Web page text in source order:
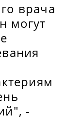
врача
могут
-